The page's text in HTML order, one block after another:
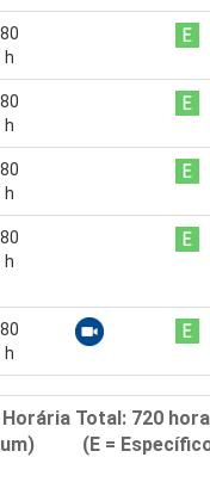
80
h
80
h
80
h
80
h
80
h
Total: 720
(E =